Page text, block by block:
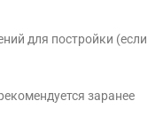
для постройки (если
заранее